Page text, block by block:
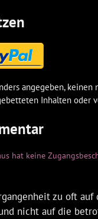
angegeben,
Inhalten oder
hat keine
zu oft auf
nicht auf die